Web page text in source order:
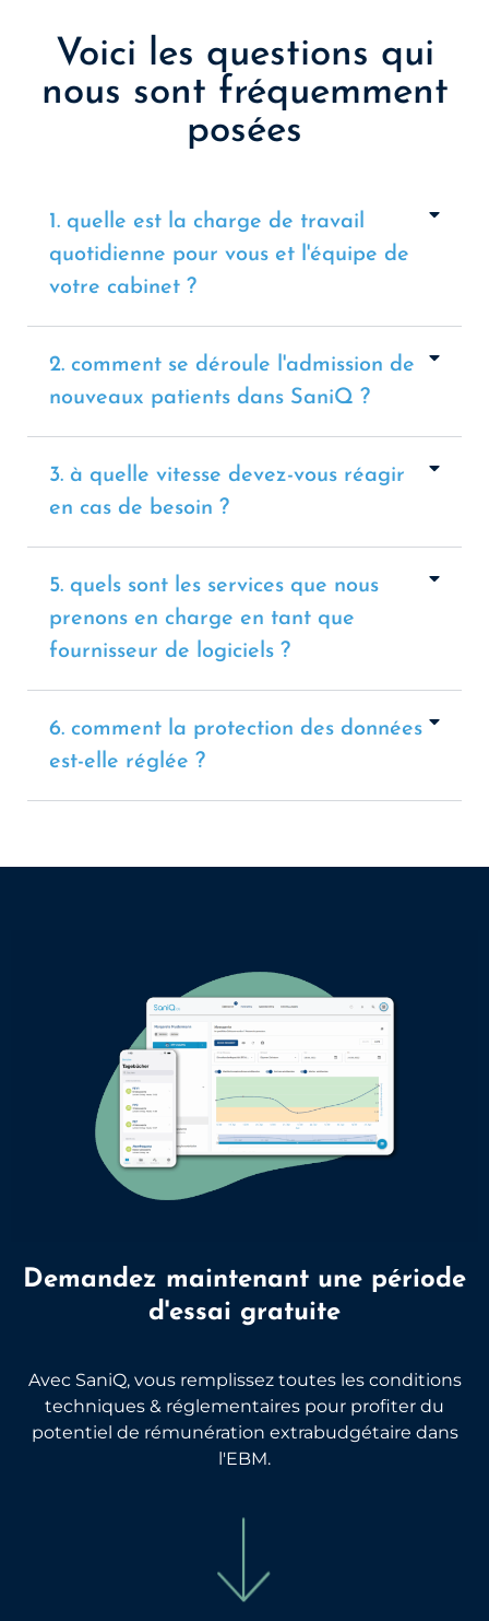
Voici les questions qui
nous sont fréquemment
posées
1. quelle est la charge de travail
quotidienne pour vous et l'équipe de
votre cabinet ?
2. comment se déroule l'admission de
nouveaux patients dans SaniQ ?
3. à quelle vitesse devez-vous réagir
en cas de besoin ?
5. quels sont les services que nous
prenons en charge en tant que
fournisseur de logiciels ?
6. comment la protection des données
est-elle réglée ?
Demandez maintenant une période
d'essai gratuite
Avec SaniQ, vous remplissez toutes les conditions
techniques & réglementaires pour profiter du
potentiel de rémunération extrabudgétaire dans
l'EBM.